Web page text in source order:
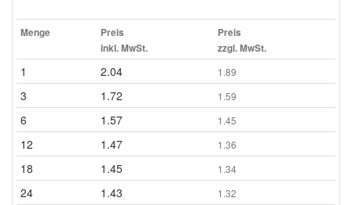
Menge
Preis
inkl. MwSt.
Preis
zzgl. MwSt.
1 2.04 1.89
3 1.72 1.59
6 1.57 1.45
12 1.47 1.36
18 1.45 1.34
24 1.43 1.32